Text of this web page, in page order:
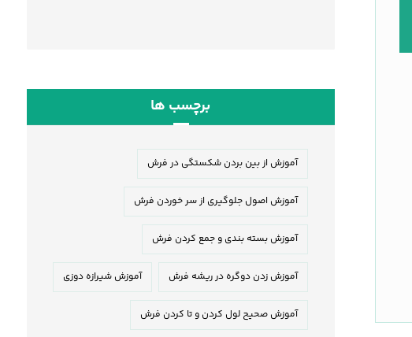
برچسب ها
آموزش از بین بردن شکستگی در فرش
آموزش اصول جلوگیری از سر خوردن فرش
آموزش بسته بندی و جمع کردن فرش
آموزش زدن دوگره در ریشه فرش آموزش شیرازه دوزی
آموزش صحیح لول کردن و تا کردن فرش